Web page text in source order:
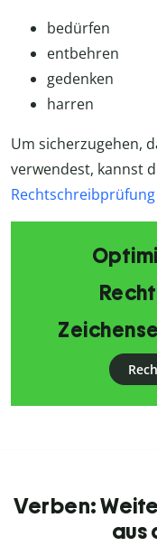
bedürfen
entbehren
gedenken
harren
Um sicherzugehen,
verwendest, kannst
Rechtschreibprüfung
Verben:
aus